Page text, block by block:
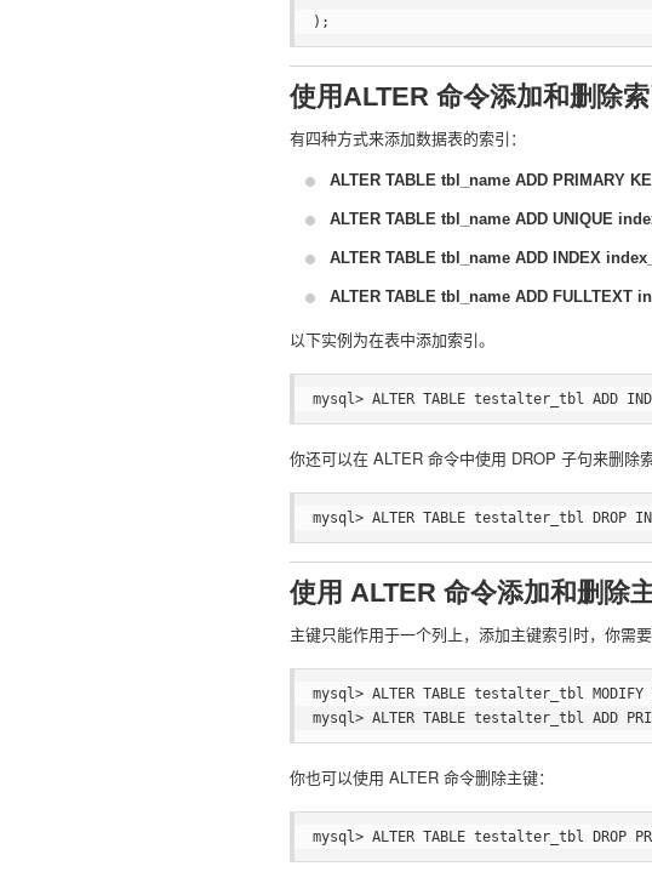
使用ALTER 命令添加和删除索
有四种方式来添加数据表的索引：
ALTER TABLE tbl_name ADD PRIMARY
ALTER TABLE tbl_name ADD UNIQUE
ALTER TABLE tbl_name ADD INDEX
ALTER TABLE tbl_name ADD FULLTEXT
以下实例为在表中添加索引。
你还可以在 ALTER 命令中使用 DROP 子句来删除
使用 ALTER 命令添加和删除
主键只能作用于一个列上，添加主键索引时，你需
mysql> ALTER TABLE testalter_tbl MODIFY
你也可以使用 ALTER 命令删除主键：